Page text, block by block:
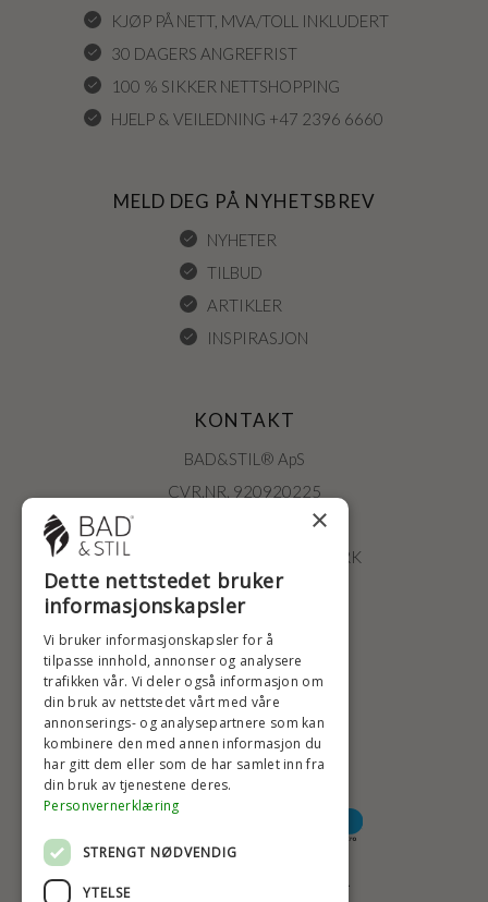
KJØP PÅ NETT, MVA/TOLL INKLUDERT
30 DAGERS ANGREFRIST
100 % SIKKER NETTSHOPPING
HJELP & VEILEDNING +47 2396 6660
MELD DEG PÅ NYHETSBREV
NYHETER
TILBUD
ARTIKLER
INSPIRASJON
KONTAKT
BAD&STIL® ApS
CVR.NR. 920920225
ØSTERBROGADE 202
2100 KØBENHAVN • DANMARK
+47 2396 6660
BADSTIL@BADSTIL.NO
HØYESTE KREDITTVURD
BETALINGSALTERNATIVER
TRYGG OG SIKKER NETTHANDEL
×
Dette nettstedet bruker
informasjonskapsler
Vi bruker informasjonskapsler for å
tilpasse innhold, annonser og analysere
trafikken vår. Vi deler også informasjon om
din bruk av nettstedet vårt med våre
annonserings- og analysepartnere som kan
kombinere den med annen informasjon du
har gitt dem eller som de har samlet inn fra
din bruk av tjenestene deres.
Personvernerklæring
STRENGT NØDVENDIG
YTELSE